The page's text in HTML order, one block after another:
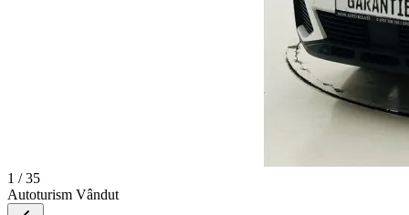
1 / 35
Autoturism Vândut